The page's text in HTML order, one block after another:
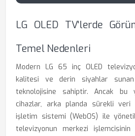
LG OLED TV'lerde
Temel Nedenleri
Modern LG 65 inç OLED
kalitesi ve derin siyahlar
teknolojisine sahiptir. Ancak bu
cihazlar, arka planda sürekli veri
işletim sistemi (WebOS) ile
televizyonun merkezi